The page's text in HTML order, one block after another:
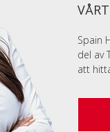
Spain
del av
att